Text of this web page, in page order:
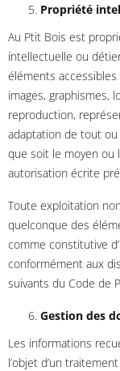
Propriété
Au Ptit Bois est
intellectuelle ou
éléments
images, graphismes,
reproduction,
adaptation de tout
que soit le moyen ou
autorisation écrite
Toute exploitation
quelconque des
comme constitutive
conformément aux
suivants du Code de
Gestion des
Les informations
l’objet d’un